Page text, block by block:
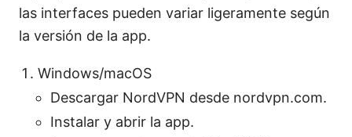
las interfaces pueden variar ligeramente según
la versión de la app.
Windows/macOS
Descargar NordVPN desde nordvpn.com.
Instalar y abrir la app.